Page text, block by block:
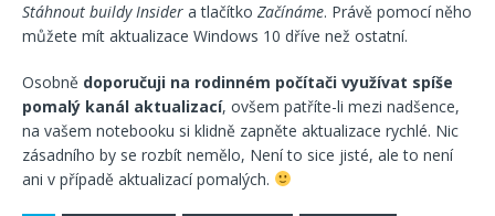
Stáhnout buildy Insider a tlačítko Začínáme. Právě pomocí něho
můžete mít aktualizace Windows 10 dříve než ostatní.
Osobně doporučuji na rodinném počítači využívat spíše
pomalý kanál aktualizací, ovšem patříte-li mezi nadšence,
na vašem notebooku si klidně zapněte aktualizace rychlé. Nic
zásadního by se rozbít nemělo, Není to sice jisté, ale to není
ani v případě aktualizací pomalých.